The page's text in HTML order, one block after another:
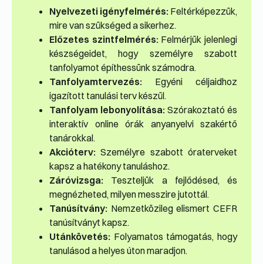
Nyelvezeti igényfelmérés: Feltérképezzük,
mire van szükséged a sikerhez.
Előzetes szintfelmérés:Felmérjük jelenlegi
készségeidet, hogy személyre szabott
tanfolyamot építhessünk számodra.
Tanfolyamtervezés: Egyéni céljaidhoz
igazított tanulási terv készül.
Tanfolyam lebonyolítása: Szórakoztató és
interaktív online órák anyanyelvi szakértő
tanárokkal.
Akcióterv: Személyre szabott óraterveket
kapsz a hatékony tanuláshoz.
Záróvizsga: Teszteljük a fejlődésed, és
megnézheted, milyen messzire jutottál.
Tanúsítvány: Nemzetközileg elismert CEFR
tanúsítványt kapsz.
Utánkövetés: Folyamatos támogatás, hogy
tanulásod a helyes úton maradjon.